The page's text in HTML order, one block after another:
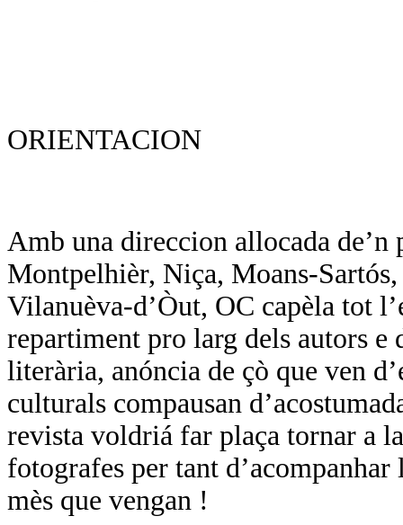
ORIENTACION
Amb una direccion allocada
Montpelhièr, Niça, Moans-
Vilanuèva-d’Òut, OC capèla tot
repartiment pro larg dels autors e
literària, anóncia de çò que ven
culturals compausan
revista voldriá far plaça tornar a
fotografes per tant
mès que vengan !